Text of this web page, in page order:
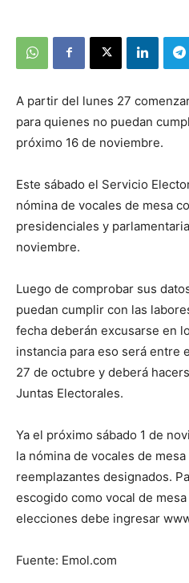
A partir del lunes 27
para quienes no puedan
próximo 16 de noviembre.
Este sábado el Servicio
nómina de vocales de mesa
presidenciales y
noviembre.
Luego de comprobar sus
puedan cumplir con las
fecha deberán excusarse en
instancia para eso será entre
27 de octubre y deberá
Juntas Electorales.
Ya el próximo sábado 1 de
la nómina de vocales de
reemplazantes designados.
escogido como vocal de
elecciones debe ingresar
Fuente: Emol.com